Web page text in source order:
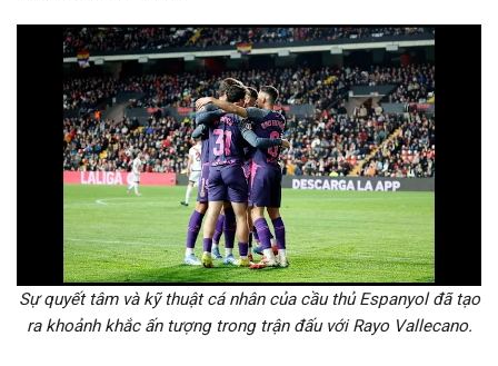
Sự quyết tâm và kỹ thuật cá nhân của cầu thủ Espanyol đã tạo
ra khoảnh khắc ấn tượng trong trận đấu với Rayo Vallecano.